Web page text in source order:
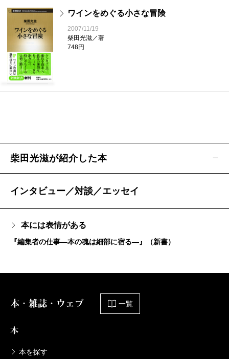
ワインをめぐる小さな冒険
2007/11/19
柴田光滋／著
748円
柴田光滋が紹介した本
インタビュー／対談／エッセイ
本には表情がある
『編集者の仕事―本の魂は細部に宿る―』（新書）
本・雑誌・ウェブ 一覧
本
本を探す